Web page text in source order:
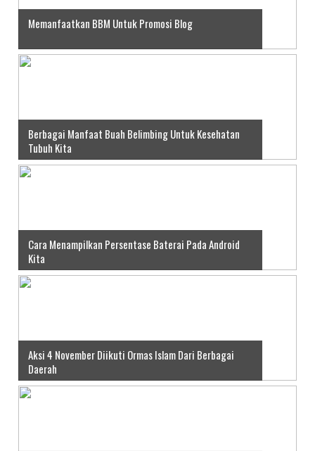
Memanfaatkan BBM Untuk Promosi Blog
Berbagai Manfaat Buah Belimbing Untuk Kesehatan
Tubuh Kita
Cara Menampilkan Persentase Baterai Pada Android
Kita
Aksi 4 November Diikuti Ormas Islam Dari Berbagai
Daerah